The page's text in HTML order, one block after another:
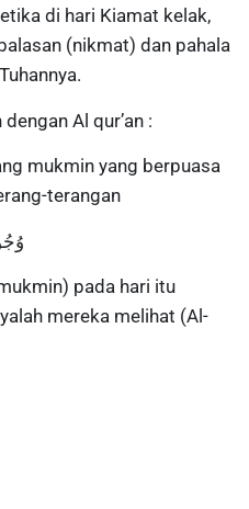
di hari Kiamat kelak,
(nikmat) dan pahala
Al qur’an :
mukmin yang berpuasa
terangan
pada hari itu
mereka melihat (Al-